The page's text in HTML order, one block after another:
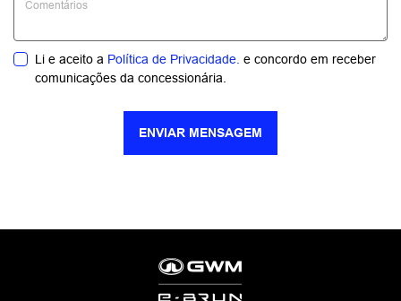
Li e aceito a Política de Privacidade. e concordo em receber
comunicações da concessionária.
ENVIAR MENSAGEM